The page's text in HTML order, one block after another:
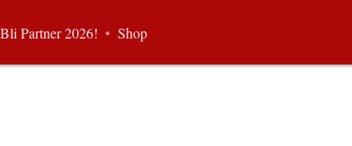
Bli Partner 2026! • Shop